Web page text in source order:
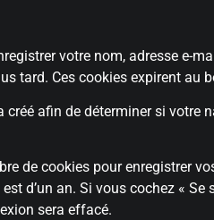
votre nom, adresse e-
tard. Ces cookies expirent au
afin de déterminer si
de cookies pour enregistrer
d’un an. Si vous cochez «
sera effacé.